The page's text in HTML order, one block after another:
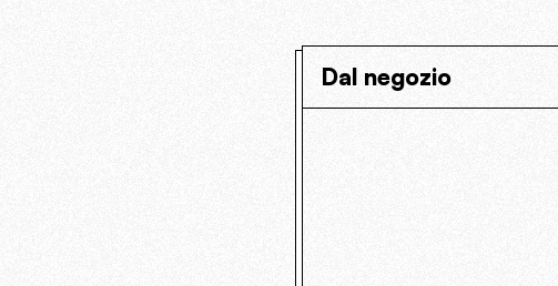
Dal negozio